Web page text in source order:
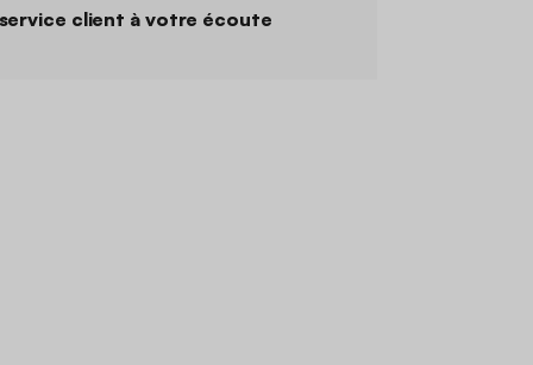
client à votre écoute